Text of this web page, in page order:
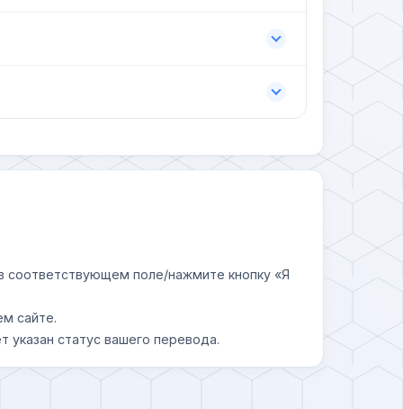
соответствующем поле/нажмите кнопку «Я
сайте.
указан статус вашего перевода.